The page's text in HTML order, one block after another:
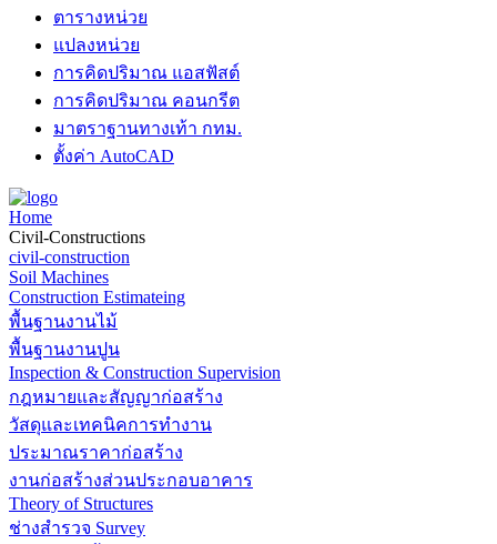
ตารางหน่วย
แปลงหน่วย
การคิดปริมาณ แอสฟัสต์
การคิดปริมาณ คอนกรีต
มาตราฐานทางเท้า กทม.
ตั้งค่า AutoCAD
Home
Civil-Constructions
civil-construction
Soil Machines
Construction Estimateing
พื้นฐานงานไม้
พื้นฐานงานปูน
Inspection & Construction Supervision
กฎหมายและสัญญาก่อสร้าง
วัสดุและเทคนิคการทำงาน
ประมาณราคาก่อสร้าง
งานก่อสร้างส่วนประกอบอาคาร
Theory of Structures
ช่างสำรวจ Survey